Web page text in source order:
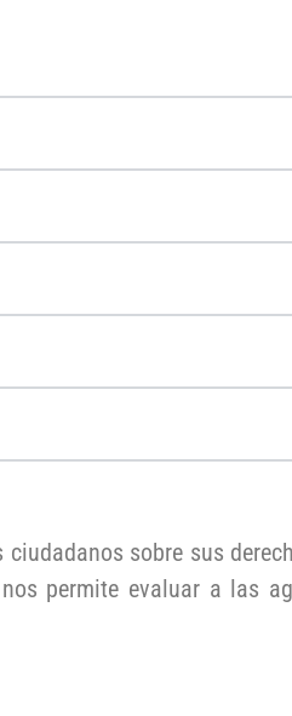
ciudadanos sobre sus
permite evaluar a las